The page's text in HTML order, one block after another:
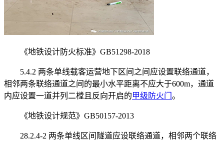
《地铁设计防火标准》GB51298-2018
5.4.2 两条单线载客运营地下区间之间应设置联络通道，
相邻两条联络通道之间的最小水平距离不应大于600m，通道
内应设置一道并列二樘且反向开启的甲级防火门 。
《地铁设计规范》GB50157-2013
28.2.4-2 两条单线区间隧道应设联络通道，相邻两个联络